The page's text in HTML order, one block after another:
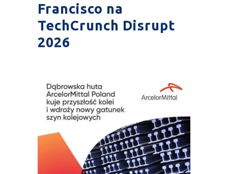
Francisco na
TechCrunch Disrupt
2026